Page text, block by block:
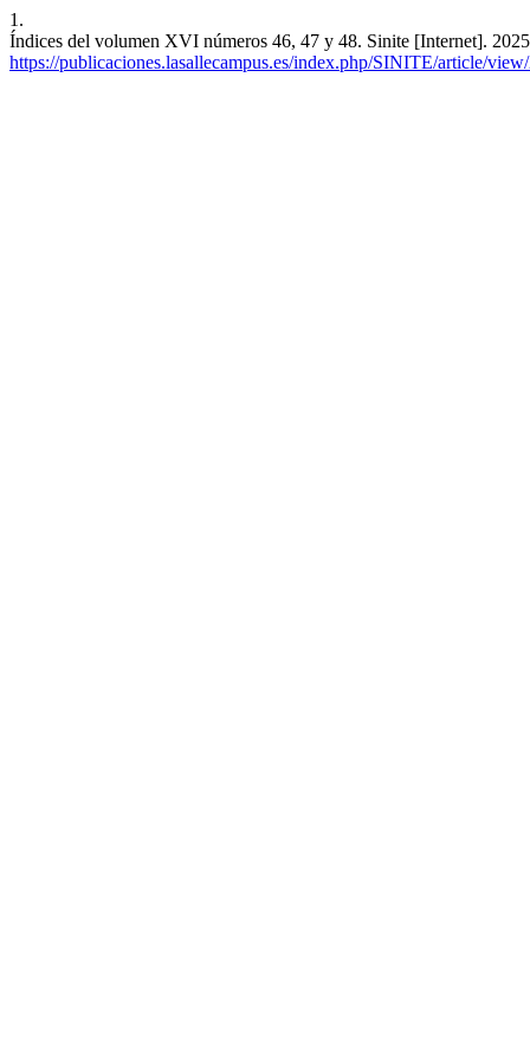
1.
Índices del volumen XVI números 46, 47 y 48. Sinite [Internet].
https://publicaciones.lasallecampus.es/index.php/SINITE/article/